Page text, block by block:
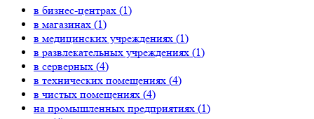
в бизнес-центрах (1)
в магазинах (1)
в медицинских учреждениях (1)
в развлекательных учреждениях (1)
в серверных (4)
в технических помещениях (4)
в чистых помещениях (4)
на промышленных предприятиях (1)